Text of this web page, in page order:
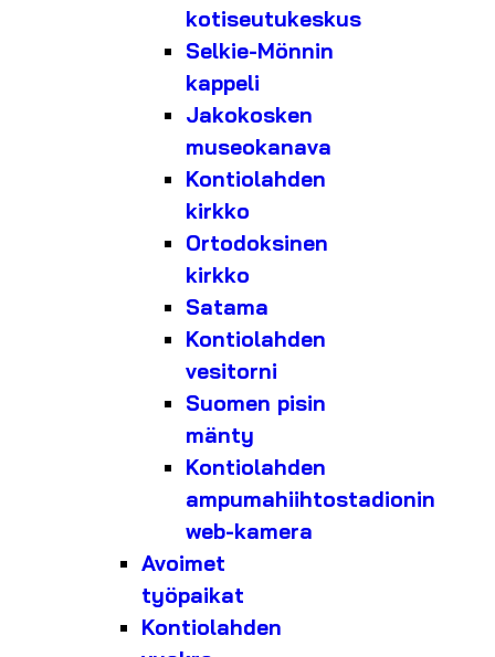
kotiseutukeskus
Selkie-Mönnin
kappeli
Jakokosken
museokanava
Kontiolahden
kirkko
Ortodoksinen
kirkko
Satama
Kontiolahden
vesitorni
Suomen pisin
mänty
Kontiolahden
ampumahiihtostadionin
web-kamera
Avoimet
työpaikat
Kontiolahden